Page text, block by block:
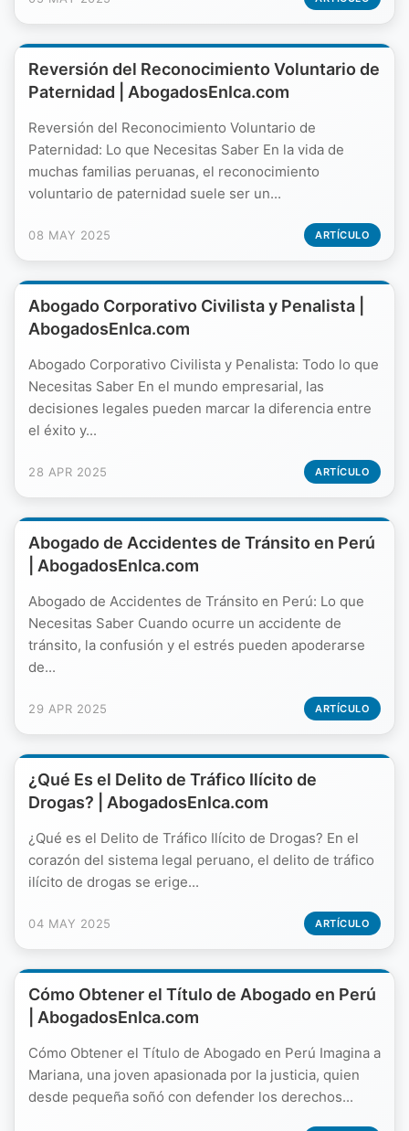
Reversión del Reconocimiento Voluntario de
Paternidad | AbogadosEnIca.com
Reversión del Reconocimiento Voluntario de
Paternidad: Lo que Necesitas Saber En la vida de
muchas familias peruanas, el reconocimiento
voluntario de paternidad suele ser un...
08 MAY 2025 ARTÍCULO
Abogado Corporativo Civilista y Penalista |
AbogadosEnIca.com
Abogado Corporativo Civilista y Penalista: Todo lo que
Necesitas Saber En el mundo empresarial, las
decisiones legales pueden marcar la diferencia entre
el éxito y...
28 APR 2025 ARTÍCULO
Abogado de Accidentes de Tránsito en Perú
| AbogadosEnIca.com
Abogado de Accidentes de Tránsito en Perú: Lo que
Necesitas Saber Cuando ocurre un accidente de
tránsito, la confusión y el estrés pueden apoderarse
de...
29 APR 2025 ARTÍCULO
¿Qué Es el Delito de Tráfico Ilícito de
Drogas? | AbogadosEnIca.com
¿Qué es el Delito de Tráfico Ilícito de Drogas? En el
corazón del sistema legal peruano, el delito de tráfico
ilícito de drogas se erige...
04 MAY 2025 ARTÍCULO
Cómo Obtener el Título de Abogado en Perú
| AbogadosEnIca.com
Cómo Obtener el Título de Abogado en Perú Imagina a
Mariana, una joven apasionada por la justicia, quien
desde pequeña soñó con defender los derechos...